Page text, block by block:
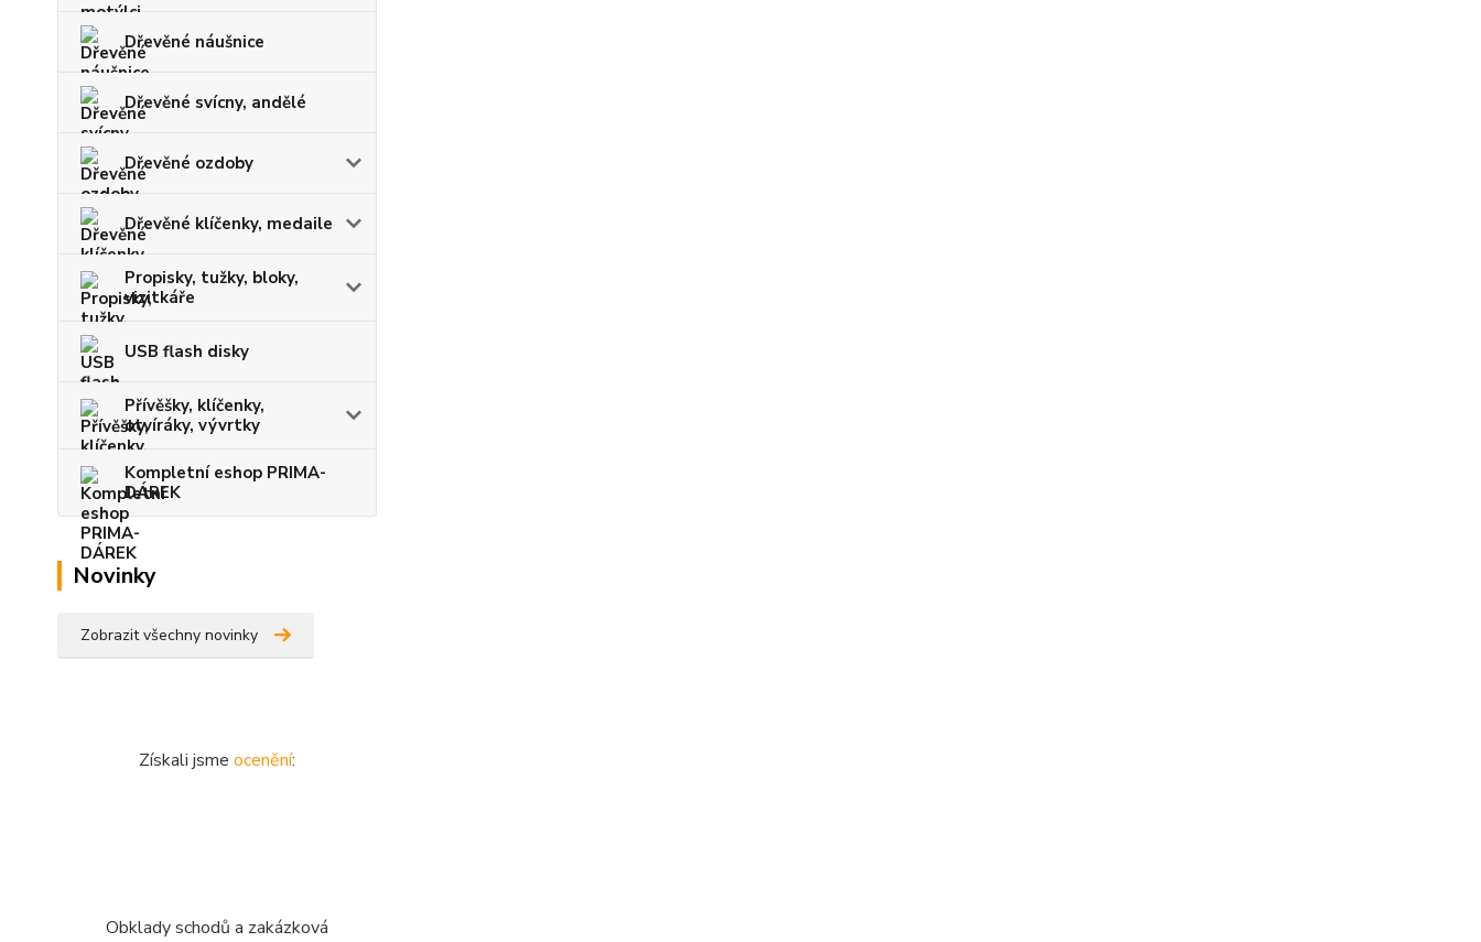
Dřevěné náušnice
Dřevěné svícny, andělé
Dřevěné ozdoby
Dřevěné klíčenky, medaile
Propisky, tužky, bloky,
vizitkáře
USB flash disky
Přívěšky, klíčenky,
otvíráky, vývrtky
Kompletní eshop PRIMA-
DÁREK
Novinky
Zobrazit všechny novinky
Získali jsme ocenění:
Obklady schodů a zakázková